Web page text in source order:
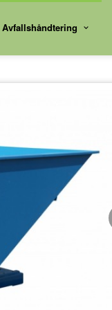
Avfallshåndtering